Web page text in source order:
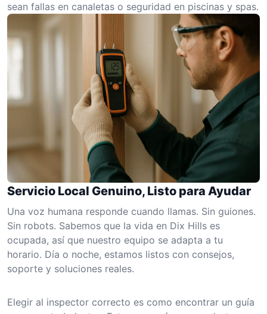
sean fallas en canaletas o seguridad en piscinas y spas.
Servicio Local Genuino, Listo para Ayudar
Una voz humana responde cuando llamas. Sin guiones.
Sin robots. Sabemos que la vida en Dix Hills es
ocupada, así que nuestro equipo se adapta a tu
horario. Día o noche, estamos listos con consejos,
soporte y soluciones reales.
Elegir al inspector correcto es como encontrar un guía